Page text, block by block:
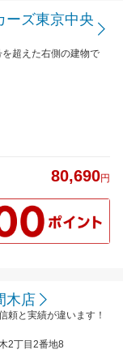
ーズ東京中央
超えた右側の建物で
80,690円
木店
頼と実績が違います！
2丁目2番地8